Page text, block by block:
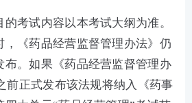
考试内容以本考试大纲为准。
，《药品经营监督管理办法》仍
布。如果《药品经营监督管理办
前正式发布该法规将纳入《药事